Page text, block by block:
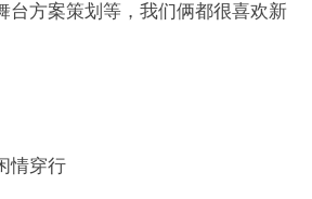
台方案策划等，我们俩都很喜欢新
情穿行